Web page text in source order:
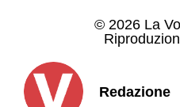
© 2026 La
Redazione